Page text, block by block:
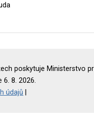
poskytuje Ministerstvo
6. 8. 2026.
údajů